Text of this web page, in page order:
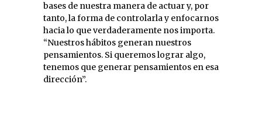
bases de nuestra manera de actuar y, por
tanto, la forma de controlarla y enfocarnos
hacia lo que verdaderamente nos importa.
“Nuestros hábitos generan nuestros
pensamientos. Si queremos lograr algo,
tenemos que generar pensamientos en esa
dirección”.